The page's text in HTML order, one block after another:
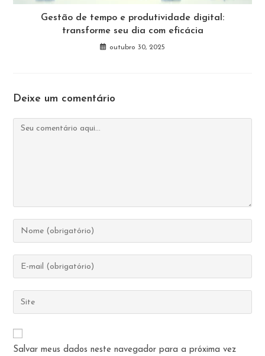
Gestão de tempo e produtividade digital:
transforme seu dia com eficácia
outubro 30, 2025
Deixe um comentário
Comentário
Digite
seu
nome
ou
de
usuário
para
comentar
Digite
seu
endereço
de
mail
para
Digite
o
URL
Salvar meus dados neste navegador para a próxima vez